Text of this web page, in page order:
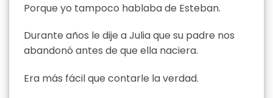
Porque yo tampoco hablaba de Esteban.
Durante años le dije a Julia que su padre nos
abandonó antes de que ella naciera.
Era más fácil que contarle la verdad.